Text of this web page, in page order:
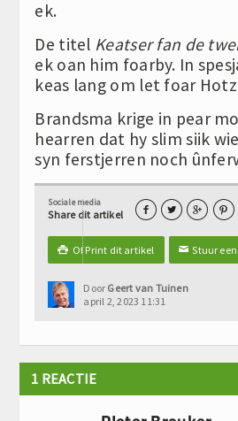
ek.
De titel Keatser fan de
ek oan him foarby. In
keas lang om let foar
Brandsma krige in pear
hearren dat hy slim siik
syn ferstjerren noch
Sociale media
Share dit artikel    
 Of Print dit artikel ✉Stuur
Door Geert van Tuinen
april 2, 2023 11:31
1 REACTIE